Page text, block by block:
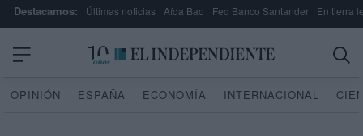
Destacamos: Últimas noticias Aída Bao Fed Banco Santander En tierra
OPINIÓN ESPAÑA ECONOMÍA INTERNACIONAL